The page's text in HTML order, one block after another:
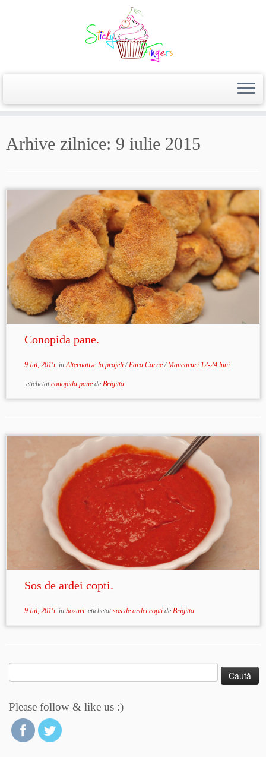
Arhive zilnice: 9 iulie 2015
Conopida pane.
9 Iul, 2015înAlternative la prajeli/Fara Carne/Mancaruri 12-24 luni
etichetatconopida pane de Brigitta
Sos de ardei copti.
9 Iul, 2015în Sosuri etichetatsos de ardei copti de Brigitta
după:
Please follow & like us :)